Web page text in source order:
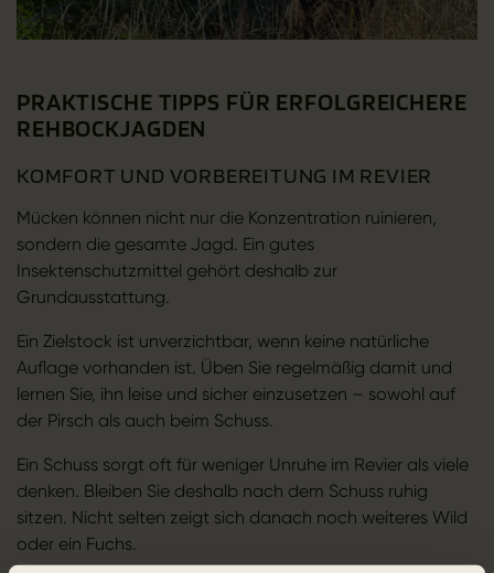
PRAKTISCHE TIPPS FÜR ERFOLGREICHERE
REHBOCKJAGDEN
KOMFORT UND VORBEREITUNG IM REVIER
Mücken können nicht nur die Konzentration ruinieren,
sondern die gesamte Jagd. Ein gutes
Insektenschutzmittel gehört deshalb zur
Grundausstattung.
Ein Zielstock ist unverzichtbar, wenn keine natürliche
Auflage vorhanden ist. Üben Sie regelmäßig damit und
lernen Sie, ihn leise und sicher einzusetzen – sowohl auf
der Pirsch als auch beim Schuss.
Ein Schuss sorgt oft für weniger Unruhe im Revier als viele
denken. Bleiben Sie deshalb nach dem Schuss ruhig
sitzen. Nicht selten zeigt sich danach noch weiteres Wild
oder ein Fuchs.